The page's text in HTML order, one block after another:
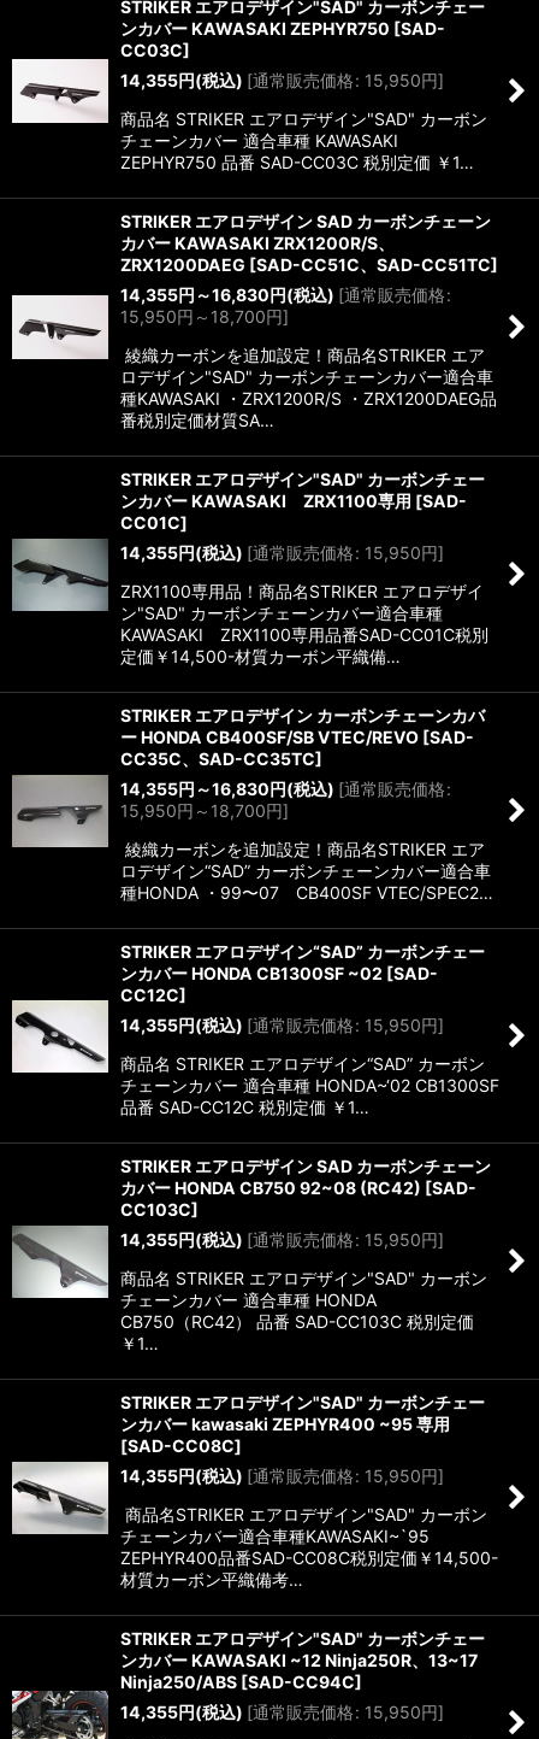
STRIKER エアロデザイン"SAD" カーボンチェー
ンカバー KAWASAKI ZEPHYR750 [SAD-
CC03C]
14,355円(税込) [通常販売価格: 15,950円]
商品名 STRIKER エアロデザイン"SAD" カーボン
チェーンカバー 適合車種 KAWASAKI
ZEPHYR750 品番 SAD-CC03C 税別定価 ￥1…
STRIKER エアロデザイン SAD カーボンチェーン
カバー KAWASAKI ZRX1200R/S、
ZRX1200DAEG [SAD-CC51C、SAD-CC51TC]
14,355円 ～16,830円(税込) [通常販売価格:
15,950円 ～18,700円]
綾織カーボンを追加設定！商品名STRIKER エア
ロデザイン"SAD" カーボンチェーンカバー適合車
種KAWASAKI ・ZRX1200R/S ・ZRX1200DAEG品
番税別定価材質SA…
STRIKER エアロデザイン"SAD" カーボンチェー
ンカバー KAWASAKI ZRX1100専用 [SAD-
CC01C]
14,355円(税込) [通常販売価格: 15,950円]
ZRX1100専用品！商品名STRIKER エアロデザイ
ン"SAD" カーボンチェーンカバー適合車種
KAWASAKI ZRX1100専用品番SAD-CC01C税別
定価￥14,500-材質カーボン平織備…
STRIKER エアロデザイン カーボンチェーンカバ
ー HONDA CB400SF/SB VTEC/REVO [SAD-
CC35C、SAD-CC35TC]
14,355円 ～16,830円(税込) [通常販売価格:
15,950円 ～18,700円]
綾織カーボンを追加設定！商品名STRIKER エア
ロデザイン“SAD” カーボンチェーンカバー適合車
種HONDA ・99〜07 CB400SF VTEC/SPEC2…
STRIKER エアロデザイン“SAD” カーボンチェー
ンカバー HONDA CB1300SF ~02 [SAD-
CC12C]
14,355円(税込) [通常販売価格: 15,950円]
商品名 STRIKER エアロデザイン“SAD” カーボン
チェーンカバー 適合車種 HONDA~‘02 CB1300SF
品番 SAD-CC12C 税別定価 ￥1…
STRIKER エアロデザイン SAD カーボンチェーン
カバー HONDA CB750 92~08 (RC42) [SAD-
CC103C]
14,355円(税込) [通常販売価格: 15,950円]
商品名 STRIKER エアロデザイン"SAD" カーボン
チェーンカバー 適合車種 HONDA
CB750（RC42） 品番 SAD-CC103C 税別定価
￥1…
STRIKER エアロデザイン"SAD" カーボンチェー
ンカバー kawasaki ZEPHYR400 ~95 専用
[SAD-CC08C]
14,355円(税込) [通常販売価格: 15,950円]
商品名STRIKER エアロデザイン"SAD" カーボン
チェーンカバー適合車種KAWASAKI~`95
ZEPHYR400品番SAD-CC08C税別定価￥14,500-
材質カーボン平織備考…
STRIKER エアロデザイン"SAD" カーボンチェー
ンカバー KAWASAKI ~12 Ninja250R、13~17
Ninja250/ABS [SAD-CC94C]
14,355円(税込) [通常販売価格: 15,950円]